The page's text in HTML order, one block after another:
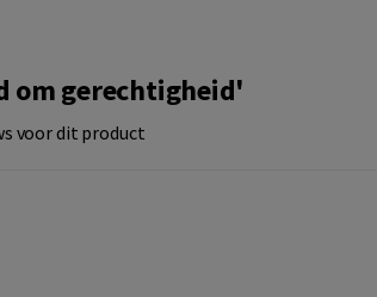
om gerechtigheid'
voor dit product